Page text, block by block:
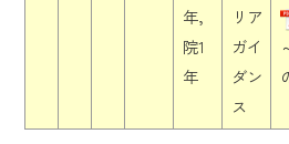
年，
院1
年
リア
ガイ
ダン
ス